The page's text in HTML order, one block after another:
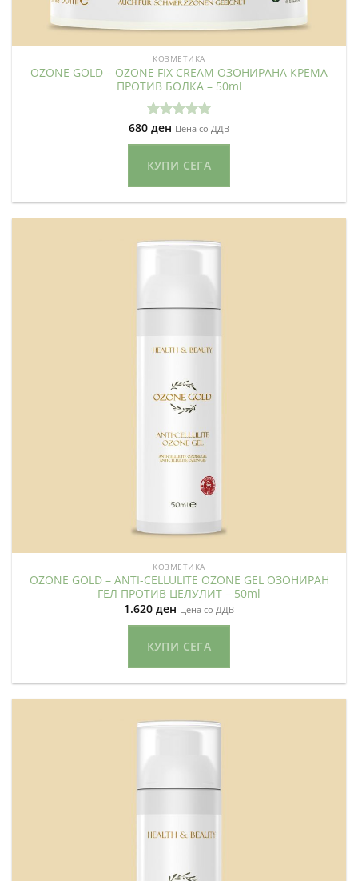
КОЗМЕТИКА
OZONE GOLD – OZONE FIX CREAM ОЗОНИРАНА КРЕМА
ПРОТИВ БОЛКА – 50ml
Оценето
680 ден Цена со ДДВ
КУПИ СЕГА
КОЗМЕТИКА
OZONE GOLD – ANTI-CELLULITE OZONE GEL ОЗОНИРАН
ГЕЛ ПРОТИВ ЦЕЛУЛИТ – 50ml
1.620 ден Цена со ДДВ
КУПИ СЕГА